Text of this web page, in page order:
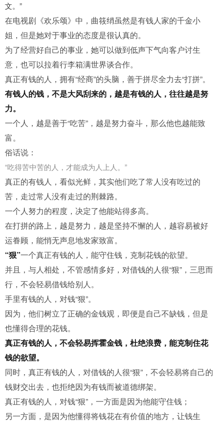
文。”
在电视剧《欢乐颂》中，曲筱绡虽然是有钱人家的千金小
姐，但是她对于事业的态度是很认真的。
为了经营好自己的事业，她可以做到低声下气向客户讨生
意，也可以拉着行李箱满世界谈合作。
真正有钱的人，拥有“经商”的头脑，善于拼尽全力去“打拼”。
有钱人的钱，不是大风刮来的，越是有钱的人，往往越是努
力。
一个人，越是善于“吃苦”，越是努力奋斗，那么他也越能致
富。
俗话说：
“吃得苦中苦的人，才能成为人上人。”
真正的有钱人，看似光鲜，其实他们吃了常人没有吃过的
苦，走过常人没有走过的荆棘路。
一个人努力的程度，决定了他能站得多高。
在打拼的路上，越是努力，越是坚持不懈的人，越容易被好
运眷顾，能悄无声息地发家致富。
“狠”一个真正有钱的人，能守住钱，克制花钱的欲望。
并且，与人相处，不管感情多好，对借钱的人很“狠”，三思而
行，不会轻易借钱给别人。
手里有钱的人，对钱“狠”。
因为，他们树立了正确的金钱观，即便是自己不缺钱，但是
也懂得合理的花钱。
真正有钱的人，不会轻易挥霍金钱，杜绝浪费，能克制住花
钱的欲望。
同时，真正有钱的人，对借钱的人很“狠”，不会轻易将自己的
钱财交出去，也拒绝因为有钱而被道德绑架。
真正有钱的人，对钱“狠”，一方面是因为他能守住钱；
另一方面，是因为他懂得将钱花在有价值的地方，让钱生